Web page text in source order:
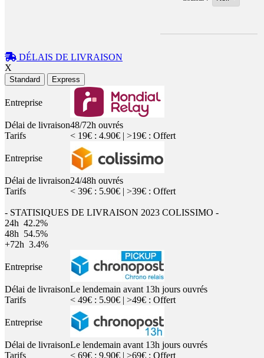
DÉLAIS DE LIVRAISON
X
Standard Express
Entreprise
Délai de livraison48/72h ouvrés
Tarifs
< 19€ : 4.90€ | >19€ : Offert
Entreprise
Délai de livraison24/48h ouvrés
Tarifs
< 39€ : 5.90€ | >39€ : Offert
- STATISIQUES DE LIVRAISON 2023 COLISSIMO -
24h 42.2%
48h 54.5%
+72h 3.4%
Entreprise
Délai de livraisonLe lendemain avant 13h jours ouvrés
Tarifs
< 49€ : 5.90€ | >49€ : Offert
Entreprise
Délai de livraisonLe lendemain avant 13h jours ouvrés
Tarifs
< 69€ : 9.90€ | >69€ : Offert